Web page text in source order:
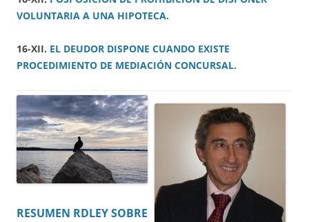
VOLUNTARIA A UNA HIPOTECA.
16-XII. EL DEUDOR DISPONE CUANDO EXISTE
PROCEDIMIENTO DE MEDIACIÓN CONCURSAL.
RESUMEN RDLEY SOBRE